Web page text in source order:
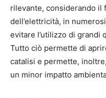
rilevante, considerando il
dell’elettricità, in
evitare l’utilizzo di grandi
Tutto ciò permette di
catalisi e permette,
un minor impatto